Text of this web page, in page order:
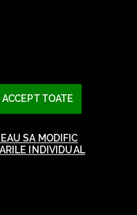
drepturile rezervate
ACCEPT TOATE
SA MODIFIC
INDIVIDUAL